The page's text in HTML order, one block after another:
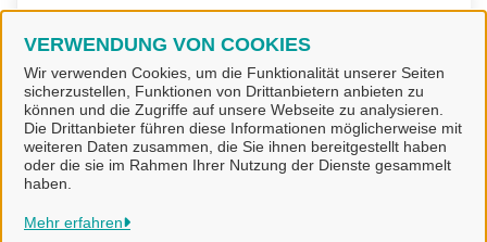
VERWENDUNG VON COOKIES
Wir verwenden Cookies, um die Funktionalität unserer Seiten
sicherzustellen, Funktionen von Drittanbietern anbieten zu
können und die Zugriffe auf unsere Webseite zu analysieren.
Die Drittanbieter führen diese Informationen möglicherweise mit
weiteren Daten zusammen, die Sie ihnen bereitgestellt haben
oder die sie im Rahmen Ihrer Nutzung der Dienste gesammelt
haben.
Mehr erfahren
Kontaktpersonen
Guido Franke
Stadt Alfeld (Leine)